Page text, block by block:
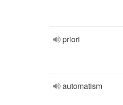
priori
automatism